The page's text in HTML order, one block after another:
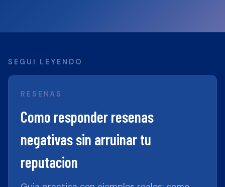
SEGUI LEYENDO
RESENAS
Como responder resenas
negativas sin arruinar tu
reputacion